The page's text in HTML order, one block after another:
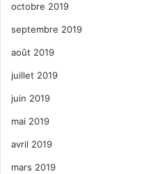
octobre 2019
septembre 2019
août 2019
juillet 2019
juin 2019
mai 2019
avril 2019
mars 2019